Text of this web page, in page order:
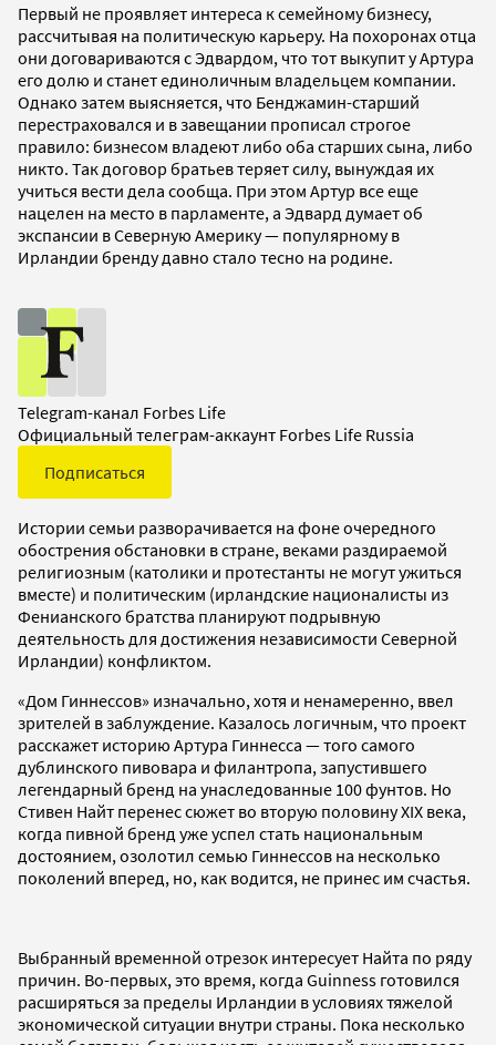
Первый не проявляет интереса к семейному бизнесу,
рассчитывая на политическую карьеру. На похоронах отца
они договариваются с Эдвардом, что тот выкупит у Артура
его долю и станет единоличным владельцем компании.
Однако затем выясняется, что Бенджамин-старший
перестраховался и в завещании прописал строгое
правило: бизнесом владеют либо оба старших сына, либо
никто. Так договор братьев теряет силу, вынуждая их
учиться вести дела сообща. При этом Артур все еще
нацелен на место в парламенте, а Эдвард думает об
экспансии в Северную Америку — популярному в
Ирландии бренду давно стало тесно на родине.
Telegram-канал Forbes Life
Официальный телеграм-аккаунт Forbes Life Russia
Подписаться
Истории семьи разворачивается на фоне очередного
обострения обстановки в стране, веками раздираемой
религиозным (католики и протестанты не могут ужиться
вместе) и политическим (ирландские националисты из
Фенианского братства планируют подрывную
деятельность для достижения независимости Северной
Ирландии) конфликтом.
«Дом Гиннессов» изначально, хотя и ненамеренно, ввел
зрителей в заблуждение. Казалось логичным, что проект
расскажет историю Артура Гиннесса — того самого
дублинского пивовара и филантропа, запустившего
легендарный бренд на унаследованные 100 фунтов. Но
Стивен Найт перенес сюжет во вторую половину XIX века,
когда пивной бренд уже успел стать национальным
достоянием, озолотил семью Гиннессов на несколько
поколений вперед, но, как водится, не принес им счастья.
Выбранный временной отрезок интересует Найта по ряду
причин. Во-первых, это время, когда Guinness готовился
расширяться за пределы Ирландии в условиях тяжелой
экономической ситуации внутри страны. Пока несколько